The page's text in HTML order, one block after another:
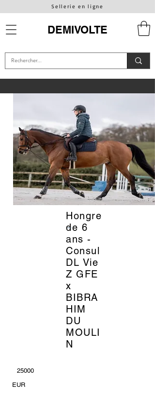
Sellerie en ligne
DEMIVOLTE
Hongre
de 6
ans -
Consul
DL Vie
Z GFE
x
BIBRA
HIM
DU
MOULI
N
_
25000
EUR